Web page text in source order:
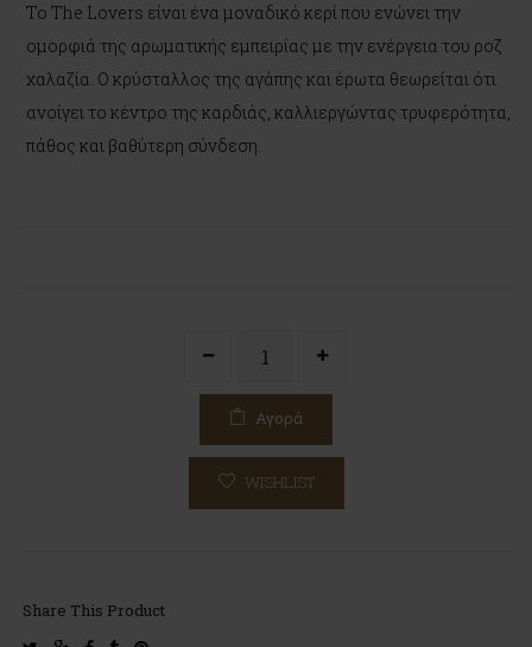
Το The Lovers είναι ένα μοναδικό κερί που ενώνει την
ομορφιά της αρωματικής εμπειρίας με την ενέργεια του ροζ
χαλαζία. Ο κρύσταλλος της αγάπης και έρωτα θεωρείται ότι
ανοίγει το κέντρο της καρδιάς, καλλιεργώντας τρυφερότητα,
πάθος και βαθύτερη σύνδεση.
Αγορά
WISHLIST
Share This Product